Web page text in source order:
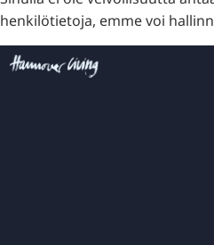
henkilötietoja, emme voi